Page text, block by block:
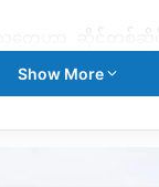
ေးပါက ပစ်ခတ်မှုအ
တွေရှိတယ်လို့ သူကဆက်ပ
ပိုင်း မြို့မလဖက်ရည်
Show More